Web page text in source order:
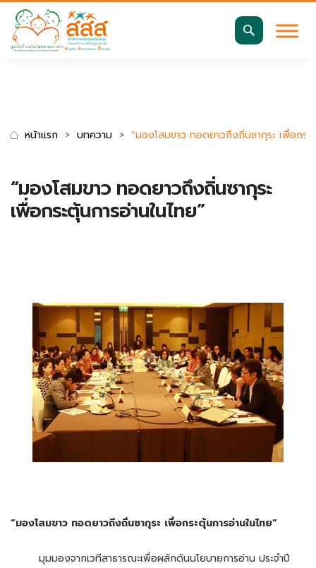
มาตรฐานการเข้าถึงเว็บ WCAG 2.2 AA
หน้าแรก บทความ “มองโสมขาว ทอดยาวถึงถิ่นซากุระ เพื่อกระ
“มองโสมขาว ทอดยาวถึงถิ่นซากุระ
เพื่อกระตุ้นการอ่านในไทย”
“มองโสมขาว ทอดยาวถึงถิ่นซากุระ เพื่อกระตุ้นการอ่านในไทย”
มุมมองจากเวทีสาธารณะเพื่อผลักดันนโยบายการอ่าน ประจำปี